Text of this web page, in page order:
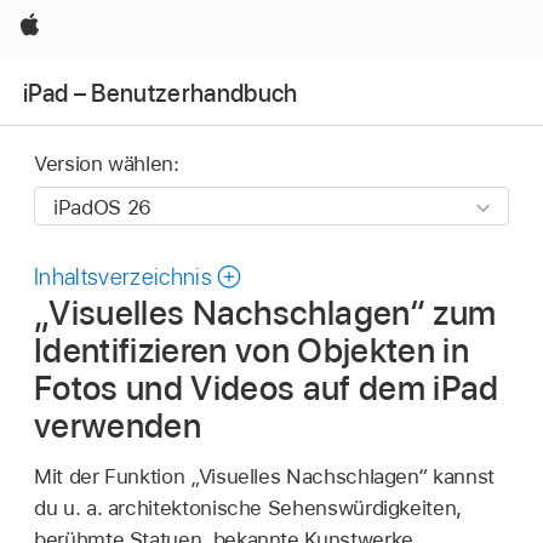
Apple
iPad – Benutzerhandbuch
Version wählen:
Inhaltsverzeichnis
„Visuelles Nachschlagen“ zum
Identifizieren von Objekten in
Fotos und Videos auf dem iPad
verwenden
Mit der Funktion „Visuelles Nachschlagen“ kannst
du u. a. architektonische Sehenswürdigkeiten,